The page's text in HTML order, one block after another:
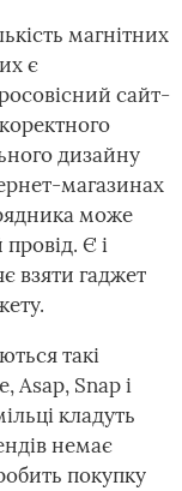
магнітних
є
сайт-
дизайну
магазинах
може
Є і
взяти гаджет
такі
Asap, Snap і
кладуть
немає
покупку